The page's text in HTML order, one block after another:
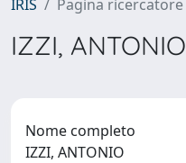
IRIS Pagina ricercatore
IZZI, ANTONIO
Nome completo
IZZI, ANTONIO